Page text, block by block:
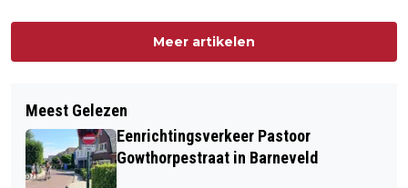
Meer artikelen
Meest Gelezen
Eenrichtingsverkeer Pastoor
Gowthorpestraat in Barneveld